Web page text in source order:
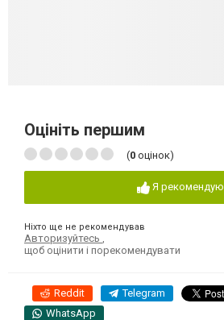
Оцініть першим
(0 оцінок)
Я рекомендую
Ніхто ще не рекомендував
Авторизуйтесь
щоб оцінити і порекомендувати
Reddit Telegram
WhatsApp